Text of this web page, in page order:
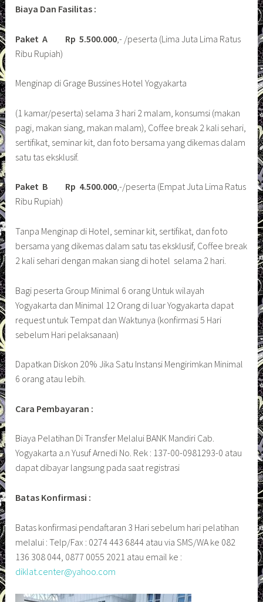
Biaya Dan Fasilitas :
Paket A Rp 5.500.000 ,- /peserta (Lima Juta Lima Ratus
Ribu Rupiah)
Menginap di Grage Bussines Hotel Yogyakarta
(1 kamar/peserta) selama 3 hari 2 malam, konsumsi (makan
pagi, makan siang, makan malam), Coffee break 2 kali sehari,
sertifikat, seminar kit, dan foto bersama yang dikemas dalam
satu tas eksklusif.
Paket B Rp 4.500.000,-/peserta (Empat Juta Lima Ratus
Ribu Rupiah)
Tanpa Menginap di Hotel, seminar kit, sertifikat, dan foto
bersama yang dikemas dalam satu tas eksklusif, Coffee break
2 kali sehari dengan makan siang di hotel selama 2 hari.
Bagi peserta Group Minimal 6 orang Untuk wilayah
Yogyakarta dan Minimal 12 Orang di luar Yogyakarta dapat
request untuk Tempat dan Waktunya (konfirmasi 5 Hari
sebelum Hari pelaksanaan)
Dapatkan Diskon 20% Jika Satu Instansi Mengirimkan Minimal
6 orang atau lebih.
Cara Pembayaran :
Biaya Pelatihan Di Transfer Melalui BANK Mandiri Cab.
Yogyakarta a.n Yusuf Arnedi No. Rek : 137-00-0981293-0 atau
dapat dibayar langsung pada saat registrasi
Batas Konfirmasi :
Batas konfirmasi pendaftaran 3 Hari sebelum hari pelatihan
melalui : Telp/Fax : 0274 443 6844 atau via SMS/WA ke 082
136 308 044, 0877 0055 2021 atau email ke :
diklat.center@yahoo.com